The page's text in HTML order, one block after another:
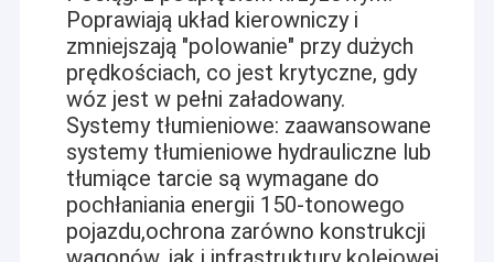
Poprawiają układ kierowniczy i
zmniejszają "polowanie" przy dużych
prędkościach, co jest krytyczne, gdy
wóz jest w pełni załadowany.
Systemy tłumieniowe: zaawansowane
systemy tłumieniowe hydrauliczne lub
tłumiące tarcie są wymagane do
pochłaniania energii 150-tonowego
pojazdu,ochrona zarówno konstrukcji